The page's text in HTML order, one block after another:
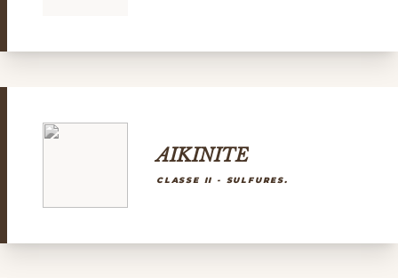
AIKINITE
CLASSE II - SULFURES.